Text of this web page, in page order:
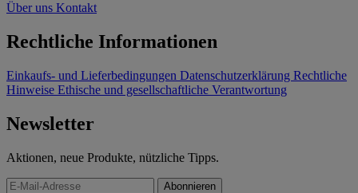
Über uns Kontakt
Rechtliche Informationen
Einkaufs- und Lieferbedingungen Datenschutzerklärung Rechtliche
Hinweise Ethische und gesellschaftliche Verantwortung
Newsletter
Aktionen, neue Produkte, nützliche Tipps.
Abonnieren